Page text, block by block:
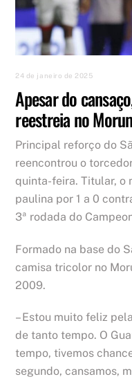
24 de janeiro de 2025
Apesar do
reestreia no
Principal reforço do
reencontrou o
quinta-feira. Titular, o
paulina por 1 a 0
3ª rodada do
Formado na base do
camisa tricolor no
2009.
– Estou muito feliz
de tanto tempo. O
tempo, tivemos
segundo, cansamos,